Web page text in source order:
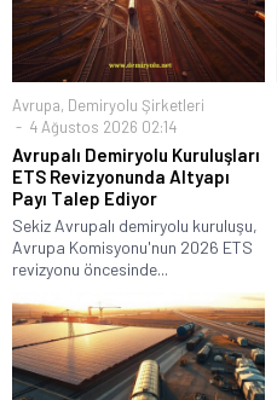
Avrupa, Demiryolu Şirketleri
4 Ağustos 2026 02:14
Avrupalı Demiryolu Kuruluşları
ETS Revizyonunda Altyapı
Payı Talep Ediyor
Sekiz Avrupalı demiryolu kuruluşu,
Avrupa Komisyonu'nun 2026 ETS
revizyonu öncesinde...